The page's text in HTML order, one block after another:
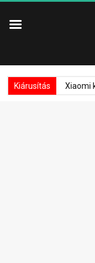
Kiárusítás Xiaomi